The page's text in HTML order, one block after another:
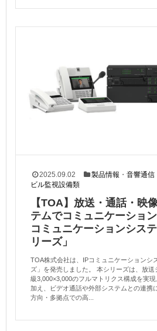
2025.09.02 製品情報 ・音響通信
ビル監視設備類
【TOA】放送・通話・映
テムでコミュニケーショ
コミュニケーションシス
リーズ」
TOA株式会社は、IPコミュニケーションシ
ズ」を発売しました。 本シリーズは、放
級3,000×3,000のフルマトリクス構成を実
加え、ビデオ通話や外部システムとの連携
方向・多拠点での高...